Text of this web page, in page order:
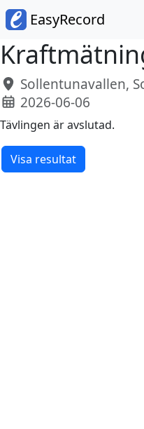
EasyRecord
Sollentunavallen,
2026-06-06
Tävlingen är avslutad.
Visa resultat